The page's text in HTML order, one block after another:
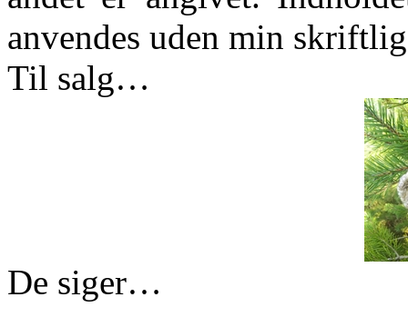
anvendes uden min
Til salg…
De siger…